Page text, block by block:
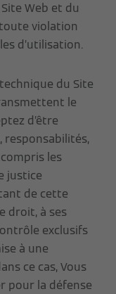
Web et du
violation
d’utilisation.
du Site
le
d’être
responsabilités,
les
justice
de cette
droit, à ses
exclusifs
à une
ce cas, Vous
pour la défense